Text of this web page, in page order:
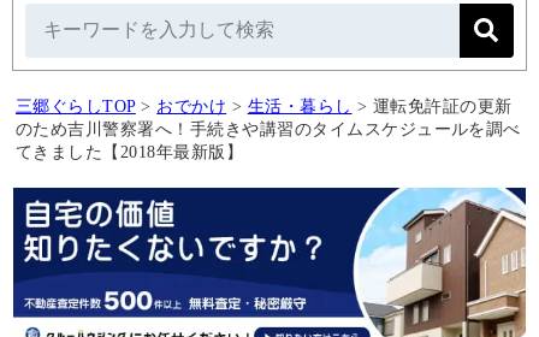
三郷ぐらしTOP > おでかけ > 生活・暮らし > 運転免許証の更新
のため吉川警察署へ！手続きや講習のタイムスケジュールを調べ
てきました【2018年最新版】